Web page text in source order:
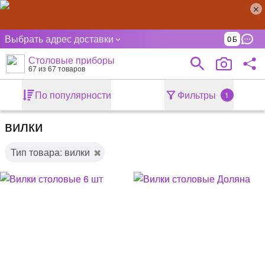
Выбрать адрес доставки 0
Столовые приборы
67из 67 товаров
По популярности Фильтры 1
вилки
Тип товара: вилки